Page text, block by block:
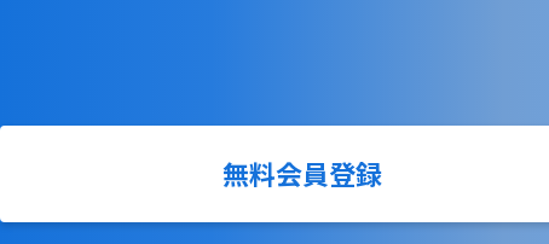
無料会員登録